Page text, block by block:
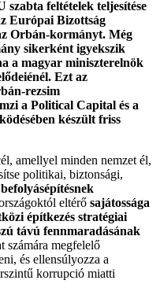
szabta feltételek teljesítése
Európai Bizottság
Orbán-kormányt. Még
sikerként igyekszik
a magyar miniszterelnök
. Ezt az
rezsim
a Political Capital és a
készült friss
amellyel minden nemzet él,
politikai, biztonsági,
eltérő sajátossága
építkezés stratégiai
távú fennmaradásának
számára megfelelő
és ellensúlyozza a
korrupció miatti